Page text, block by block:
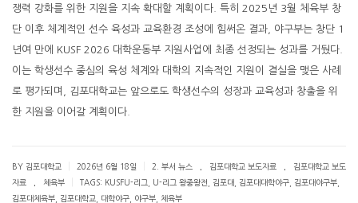
쟁력 강화를 위한 지원을 지속 확대할 계획이다. 특히 2025년 3월 체육부 창
단 이후 체계적인 선수 육성과 교육환경 조성에 힘써온 결과, 야구부는 창단 1
년여 만에 KUSF 2026 대학운동부 지원사업에 최종 선정되는 성과를 거뒀다.
이는 학생선수 중심의 육성 체계와 대학의 지속적인 지원이 결실을 맺은 사례
로 평가되며, 김포대학교는 앞으로도 학생선수의 성장과 교육성과 창출을 위
한 지원을 이어갈 계획이다.
BY 김포대학교 2026년 6월 18일 2. 부서 뉴스 김포대학교 보도자료
김포대학교 보도
자료
체육부 TAGS: KUSFU-리그 U-리그 왕중왕전 김포대 김포대대학야구 김포대야구부
김포대체육부
김포대학교 대학야구 야구부 체육부